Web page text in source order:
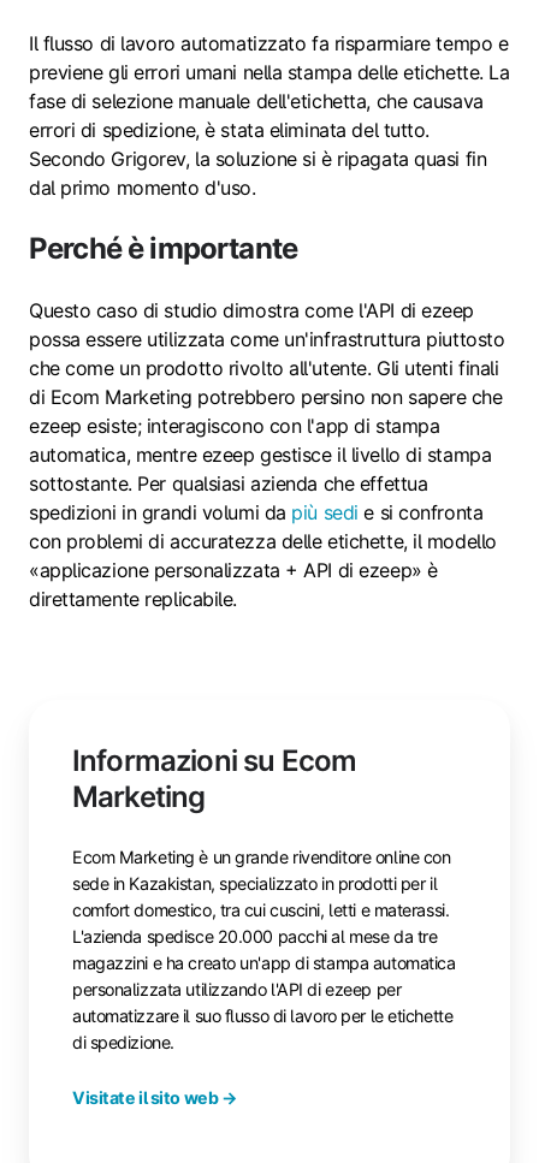
Il flusso di lavoro automatizzato fa risparmiare tempo e
previene gli errori umani nella stampa delle etichette. La
fase di selezione manuale dell'etichetta, che causava
errori di spedizione, è stata eliminata del tutto.
Secondo Grigorev, la soluzione si è ripagata quasi fin
dal primo momento d'uso.
Perché è importante
Questo caso di studio dimostra come l'API di ezeep
possa essere utilizzata come un'infrastruttura piuttosto
che come un prodotto rivolto all'utente. Gli utenti finali
di Ecom Marketing potrebbero persino non sapere che
ezeep esiste; interagiscono con l'app di stampa
automatica, mentre ezeep gestisce il livello di stampa
sottostante. Per qualsiasi azienda che effettua
spedizioni in grandi volumi da più sedi e si confronta
con problemi di accuratezza delle etichette, il modello
«applicazione personalizzata + API di ezeep» è
direttamente replicabile.
Informazioni su Ecom
Marketing
Ecom Marketing è un grande rivenditore online con
sede in Kazakistan, specializzato in prodotti per il
comfort domestico, tra cui cuscini, letti e materassi.
L'azienda spedisce 20.000 pacchi al mese da tre
magazzini e ha creato un'app di stampa automatica
personalizzata utilizzando l'API di ezeep per
automatizzare il suo flusso di lavoro per le etichette
di spedizione.
Visitate il sito web →